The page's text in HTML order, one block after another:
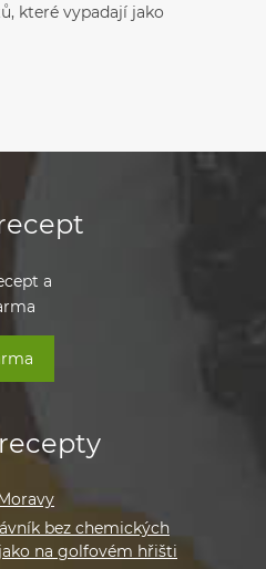
které vypadají jako
bez chemických
na golfovém hřišti
a